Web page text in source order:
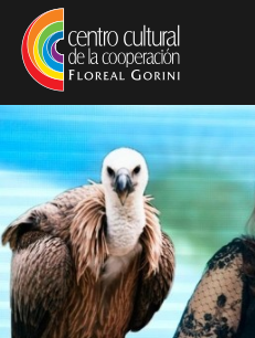
Pasar al contenido principal
Jump to main content